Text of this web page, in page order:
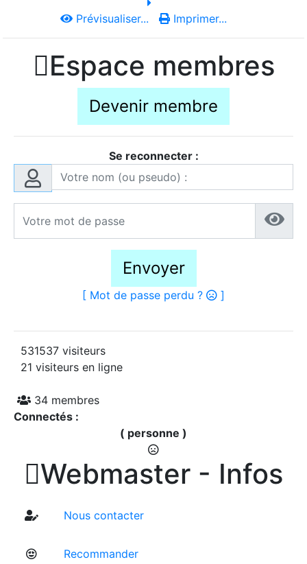
Prévisualiser... Imprimer...
Espace membres
Devenir membre
Se reconnecter :
Envoyer
[ Mot de passe perdu ? ]
531537 visiteurs
21 visiteurs en ligne
34 membres
Connectés :
( personne )
Webmaster - Infos
Nous contacter
Recommander